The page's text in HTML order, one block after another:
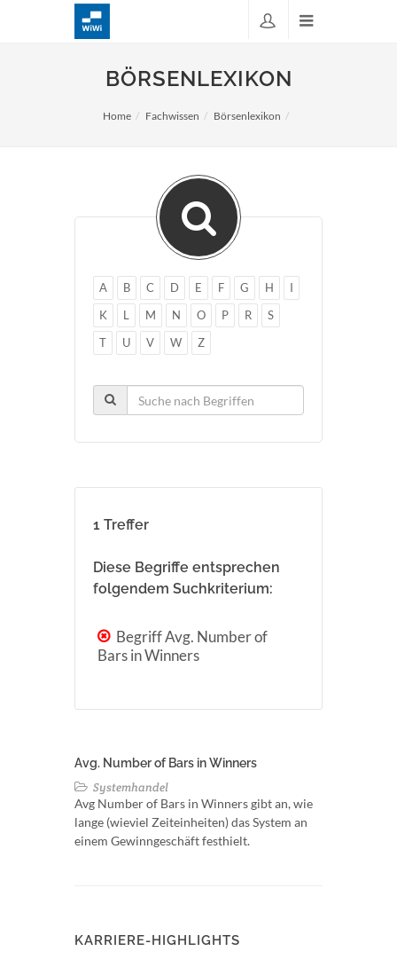
BÖRSENLEXIKON
Home Fachwissen Börsenlexikon
A B C D E F G H
I
K
L M N O P R
S
T
U V W Z
1 Treffer
Diese Begriffe entsprechen
folgendem Suchkriterium:
Begriff Avg. Number of
Bars in Winners
Avg. Number of Bars in Winners
Systemhandel
Avg Number of Bars in Winners gibt an, wie
lange (wieviel Zeiteinheiten) das System an
einem Gewinngeschäft festhielt.
KARRIERE-HIGHLIGHTS